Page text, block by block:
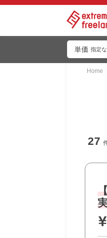
単価 指定
27
Home